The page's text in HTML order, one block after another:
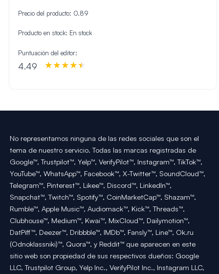
Precio del producto: 0.89
Producto en stock: En stock
Puntuación del editor:
4.49
No representamos ninguna de las redes sociales que son el
tema de nuestro servicio. Todas las marcas registradas de
Google™, Trustpilot™, Yelp™, VerifyPilot™, Instagram™, TikTok™,
YouTube™, WhatsApp™, Facebook™, X-Twitter™, SoundCloud™,
Telegram™, Pinterest™, Likee™, Discord™, LinkedIn™,
Snapchat™, Twitch™, Spotify™, CoinMarketCap™, Shazam™,
Rumble™, Apple Music™, Audiomack™, Kick™, Threads™,
Clubhouse™, Medium™, Kwai™, MixCloud™, Dailymotion™,
DatPiff™, Deezer™, Dribbble™, IMDb™, Fansly™, Line™, Ok.ru
(Odnoklassniki)™, Quora™, y Reddit™ que aparecen en este
sitio web son propiedad de sus respectivos dueños: Google
LLC, Trustpilot Group, Yelp Inc., VerifyPilot Inc., Instagram LLC,